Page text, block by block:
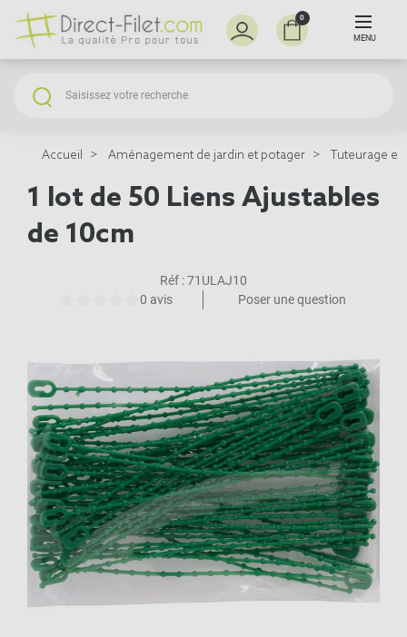
0
MENU
Accueil Aménagement de jardin et potager Tuteurage et
1 lot de 50 Liens Ajustables
de 10cm
Réf :71ULAJ10
0 avis
Poser une question